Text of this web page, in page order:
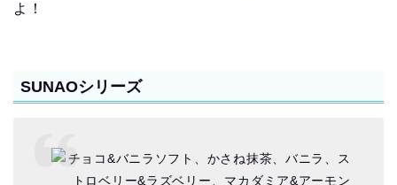
よ！
SUNAOシリーズ